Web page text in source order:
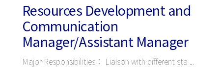
Resources Development and
Communication
Manager/Assistant Manager
Major Responsibilities： Liaison with different sta